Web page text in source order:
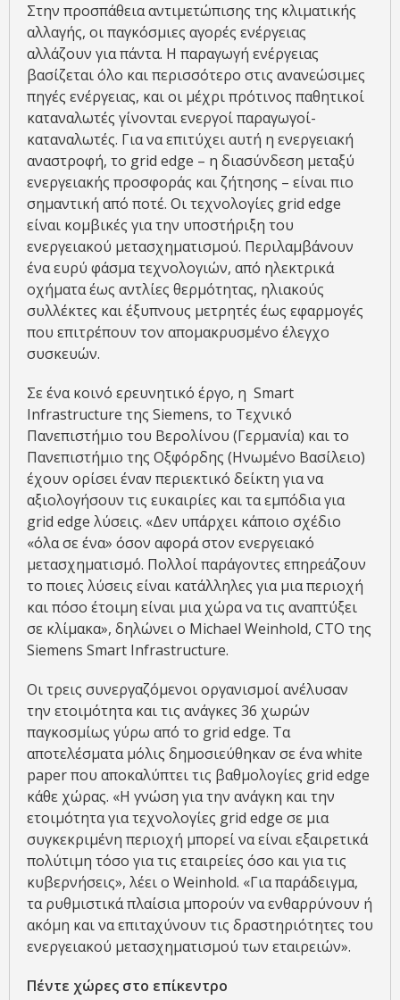
Στην προσπάθεια αντιμετώπισης της κλιματικής
αλλαγής, οι παγκόσμιες αγορές ενέργειας
αλλάζουν για πάντα. Η παραγωγή ενέργειας
βασίζεται όλο και περισσότερο στις ανανεώσιμες
πηγές ενέργειας, και οι μέχρι πρότινος παθητικοί
καταναλωτές γίνονται ενεργοί παραγωγοί-
καταναλωτές. Για να επιτύχει αυτή η ενεργειακή
αναστροφή, το grid edge – η διασύνδεση μεταξύ
ενεργειακής προσφοράς και ζήτησης – είναι πιο
σημαντική από ποτέ. Οι τεχνολογίες grid edge
είναι κομβικές για την υποστήριξη του
ενεργειακού μετασχηματισμού. Περιλαμβάνουν
ένα ευρύ φάσμα τεχνολογιών, από ηλεκτρικά
οχήματα έως αντλίες θερμότητας, ηλιακούς
συλλέκτες και έξυπνους μετρητές έως εφαρμογές
που επιτρέπουν τον απομακρυσμένο έλεγχο
συσκευών.
Σε ένα κοινό ερευνητικό έργο, η Smart
Infrastructure της Siemens, το Τεχνικό
Πανεπιστήμιο του Βερολίνου (Γερμανία) και το
Πανεπιστήμιο της Οξφόρδης (Ηνωμένο Βασίλειο)
έχουν ορίσει έναν περιεκτικό δείκτη για να
αξιολογήσουν τις ευκαιρίες και τα εμπόδια για
grid edge λύσεις. «Δεν υπάρχει κάποιο σχέδιο
«όλα σε ένα» όσον αφορά στον ενεργειακό
μετασχηματισμό. Πολλοί παράγοντες επηρεάζουν
το ποιες λύσεις είναι κατάλληλες για μια περιοχή
και πόσο έτοιμη είναι μια χώρα να τις αναπτύξει
σε κλίμακα», δηλώνει ο Michael Weinhold, CTO της
Siemens Smart Infrastructure.
Οι τρεις συνεργαζόμενοι οργανισμοί ανέλυσαν
την ετοιμότητα και τις ανάγκες 36 χωρών
παγκοσμίως γύρω από το grid edge. Τα
αποτελέσματα μόλις δημοσιεύθηκαν σε ένα white
paper που αποκαλύπτει τις βαθμολογίες grid edge
κάθε χώρας. «Η γνώση για την ανάγκη και την
ετοιμότητα για τεχνολογίες grid edge σε μια
συγκεκριμένη περιοχή μπορεί να είναι εξαιρετικά
πολύτιμη τόσο για τις εταιρείες όσο και για τις
κυβερνήσεις», λέει ο Weinhold. «Για παράδειγμα,
τα ρυθμιστικά πλαίσια μπορούν να ενθαρρύνουν ή
ακόμη και να επιταχύνουν τις δραστηριότητες του
ενεργειακού μετασχηματισμού των εταιρειών».
Πέντε χώρες στο επίκεντρο